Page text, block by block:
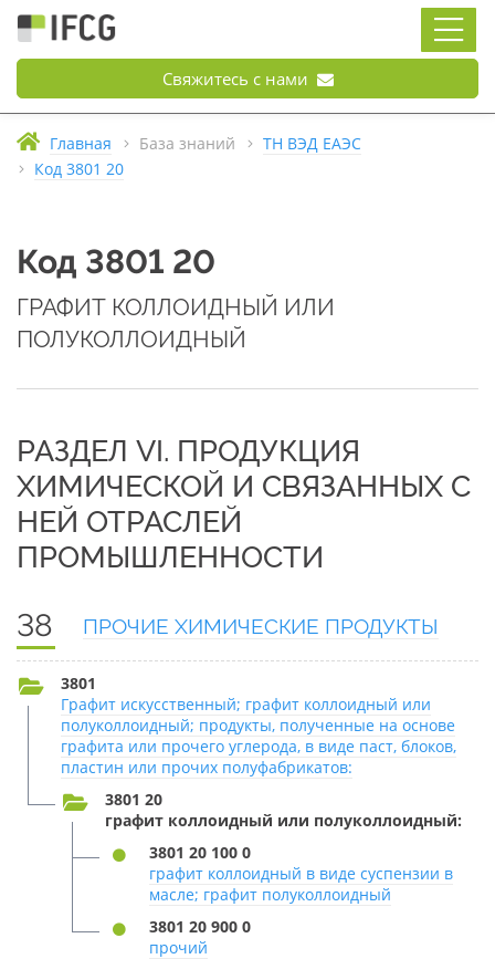
Свяжитесь с нами
Главная База знаний
ТН ВЭД ЕАЭС
Код 3801 20
Код 3801 20
ГРАФИТ КОЛЛОИДНЫЙ ИЛИ
ПОЛУКОЛЛОИДНЫЙ
РАЗДЕЛ VI. ПРОДУКЦИЯ
ХИМИЧЕСКОЙ И СВЯЗАННЫХ С
НЕЙ ОТРАСЛЕЙ
ПРОМЫШЛЕННОСТИ
38 ПРОЧИЕ ХИМИЧЕСКИЕ ПРОДУКТЫ
3801
Графит искусственный; графит коллоидный или
полуколлоидный; продукты, полученные на основе
графита или прочего углерода, в виде паст, блоков,
пластин или прочих полуфабрикатов:
3801 20
графит коллоидный или полуколлоидный:
3801 20 100 0
графит коллоидный в виде суспензии в
масле; графит полуколлоидный
3801 20 900 0
прочий